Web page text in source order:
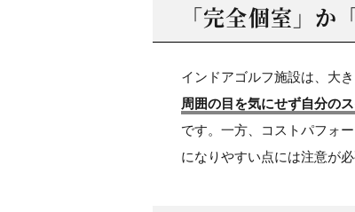
「完全個室」か
インドアゴルフ施設は、大
周囲の目を気にせず自分の
です。一方、コストパフォ
になりやすい点には注意が必